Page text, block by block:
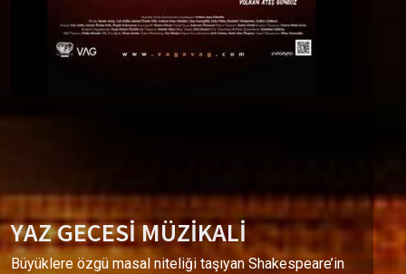
YAZ GECESİ MÜZİKALİ
Büyüklere özgü masal niteliği taşıyan Shakespeare’in